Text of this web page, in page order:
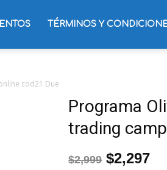
TÉRMINOS Y
cod21 Due
Programa
trading
$2,999 $2,297